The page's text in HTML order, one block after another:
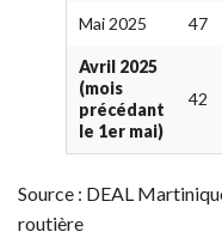
Mai 2025 47
Avril 2025
(mois
précédant
le 1er mai)
42
Source : DEAL
routière